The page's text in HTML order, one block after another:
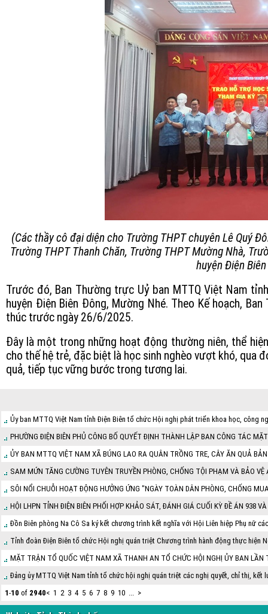
(Các thầy cô đại diện cho Trường THPT chuyên Lê Quý
Trường THPT Thanh Chăn, Trường THPT Mường Nhà,
huyện Điện
Trước đó, Ban Thường trực Uỷ ban MTTQ Việt Nam
huyện Điện Biên Đông, Mường Nhé. Theo Kế hoạch,
thúc trước ngày 26/6/2025.
Đây là một trong những hoạt động thường niên, thể
cho thế hệ trẻ, đặc biệt là học sinh nghèo vượt khó, qua
quả, tiếp tục vững bước trong tương lai.
Ủy ban MTTQ Việt Nam tỉnh Điện Biên tổ chức Hội nghị phát triển khoa học, công
PHƯỜNG ĐIỆN BIÊN PHỦ CÔNG BỐ QUYẾT ĐỊNH THÀNH LẬP BAN CÔNG TÁC
ỦY BAN MTTQ VIỆT NAM XÃ BÚNG LAO RA QUÂN TRỒNG TRE, CÂY ĂN QUẢ
SAM MỨN TĂNG CƯỜNG TUYÊN TRUYỀN PHÒNG, CHỐNG TỘI PHẠM VÀ BẢO VỆ
SÔI NỔI CHUỖI HOẠT ĐỘNG HƯỞNG ỨNG "NGÀY TOÀN DÂN PHÒNG, CHỐNG
HỘI LHPN TỈNH ĐIỆN BIÊN PHỐI HỢP KHẢO SÁT, ĐÁNH GIÁ CUỐI KỲ ĐỀ ÁN 938
Đồn Biên phòng Na Cô Sa ký kết chương trình kết nghĩa với Hội Liên hiệp Phụ nữ
Tỉnh đoàn Điện Biên tổ chức Hội nghị quán triệt Chương trình hành động thực hiện
MẶT TRẬN TỔ QUỐC VIỆT NAM XÃ THANH AN TỔ CHỨC HỘI NGHỊ ỦY BAN LẦN
Đảng ủy MTTQ Việt Nam tỉnh tổ chức hội nghị quán triệt các nghị quyết, chỉ thị, kết
1-10 of 2940< 1 2 3 4 5 6 7 8 9 10 ... >